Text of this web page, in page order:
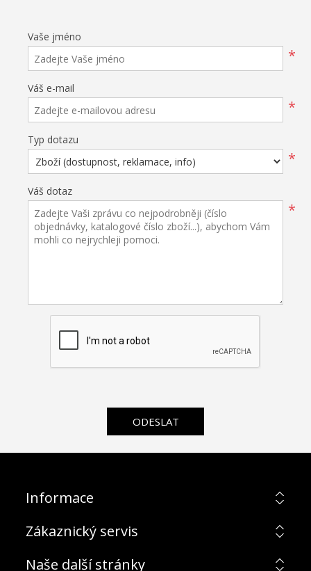
Vaše jméno
*
Váš e-mail
*
Typ dotazu
*
Váš dotaz
*
Informace
Zákaznický servis
Naše další stránky